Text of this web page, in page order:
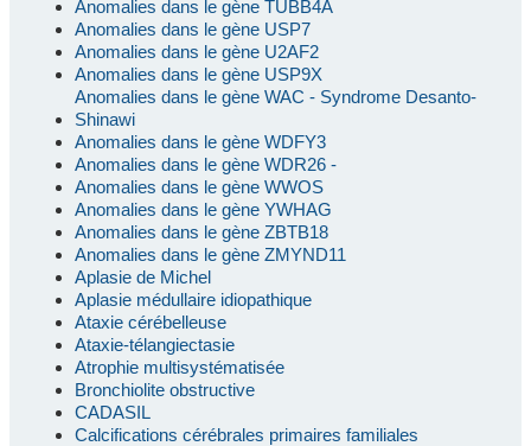
Anomalies dans le gène TUBB4A
Anomalies dans le gène USP7
Anomalies dans le gène U2AF2
Anomalies dans le gène USP9X
Anomalies dans le gène WAC - Syndrome Desanto-
Shinawi
Anomalies dans le gène WDFY3
Anomalies dans le gène WDR26 -
Anomalies dans le gène WWOS
Anomalies dans le gène YWHAG
Anomalies dans le gène ZBTB18
Anomalies dans le gène ZMYND11
Aplasie de Michel
Aplasie médullaire idiopathique
Ataxie cérébelleuse
Ataxie-télangiectasie
Atrophie multisystématisée
Bronchiolite obstructive
CADASIL
Calcifications cérébrales primaires familiales